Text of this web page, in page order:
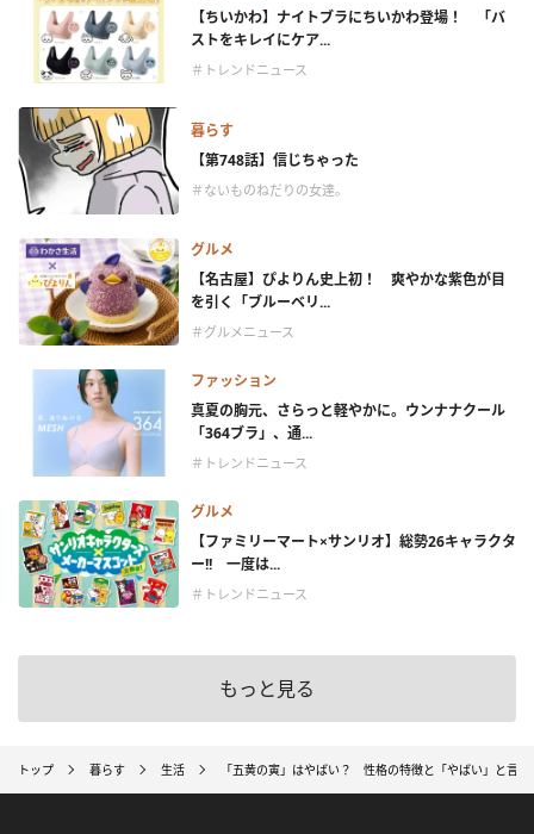
【ちいかわ】ナイトブラにちいかわ登場！ 「バ
ストをキレイにケア...
＃トレンドニュース
暮らす
【第748話】信じちゃった
＃ないものねだりの女達。
グルメ
【名古屋】ぴよりん史上初！ 爽やかな紫色が目
を引く「ブルーベリ...
＃グルメニュース
ファッション
真夏の胸元、さらっと軽やかに。ウンナナクール
「364ブラ」、通...
＃トレンドニュース
グルメ
【ファミリーマート×サンリオ】総勢26キャラクタ
ー!! 一度は...
＃トレンドニュース
もっと見る
トップ 暮らす 生活 「五黄の寅」はやばい？ 性格の特徴と「やばい」と言